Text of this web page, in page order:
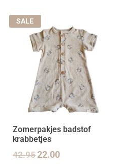
SALE
Zomerpakjes badstof
krabbetjes
42.9522.00